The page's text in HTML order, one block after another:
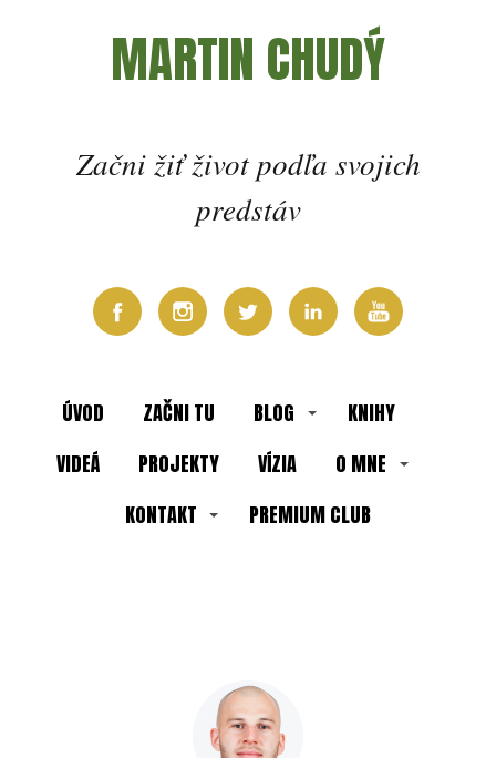
MARTIN CHUDÝ
Začni žiť život podľa svojich
predstáv
ÚVOD ZAČNI TU BLOG
KNIHY
VIDEÁ
PROJEKTY VÍZIA
O MNE
KONTAKT
PREMIUM CLUB